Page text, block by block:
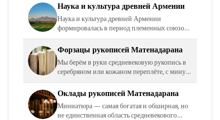
12 по 8 века было обнаружено более 100 000
петроглифов,…
Наука и культура древней Армении
Наука и культура древней Армении
формировалась в период племенных союзов,
государственных образований и развивалась
даже тогда, когда стране приходилось
длительное время воевать с…
Форзацы рукописей Матенадарана
Мы берём в руки средневековую рукопись в
серебряном или кожаном переплёте, с минуту
держим закрытой, любуясь художественной
чеканкой или тиснением, и затем открываем
её. И после…
Оклады рукописей Матенадарана
Миниатюра — самая богатая и обширная, но
не единственная область средневекового